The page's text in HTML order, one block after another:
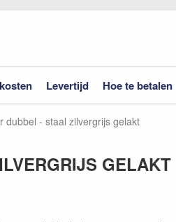
Levertijd Hoe te betalen
dubbel - staal zilvergrijs gelakt
GELAKT